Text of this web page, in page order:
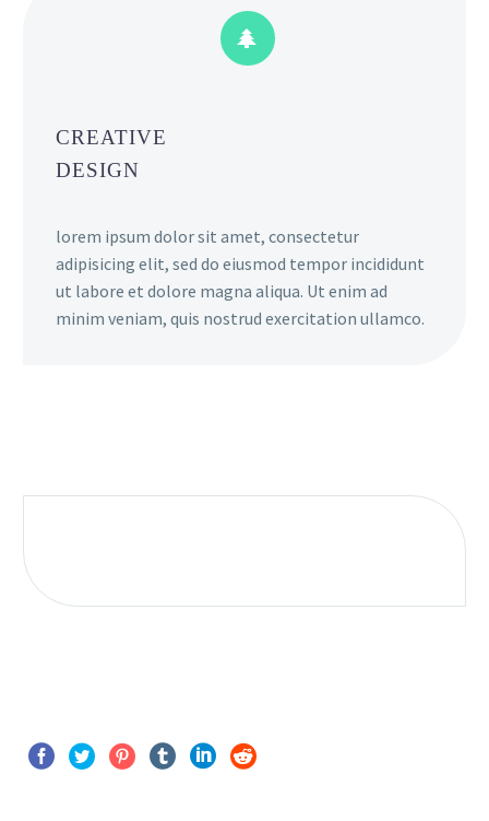


CREATIVE
DESIGN
lorem ipsum dolor sit amet, consectetur
adipisicing elit, sed do eiusmod tempor incididunt
ut labore et dolore magna aliqua. Ut enim ad
minim veniam, quis nostrud exercitation ullamco.